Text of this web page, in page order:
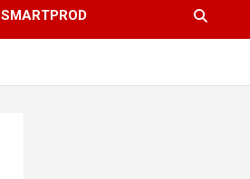
SMARTPROD